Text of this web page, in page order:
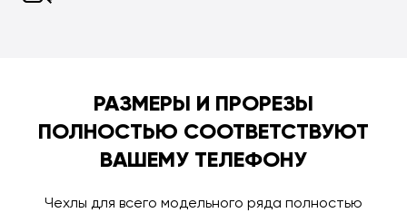
РАЗМЕРЫ И ПРОРЕЗЫ
ПОЛНОСТЬЮ СООТВЕТСТВУЮТ
ВАШЕМУ ТЕЛЕФОНУ
Чехлы для всего модельного ряда полностью